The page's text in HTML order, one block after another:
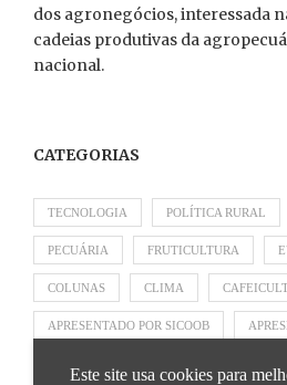
dos agronegócios, interessada
cadeias produtivas da
nacional.
CATEGORIAS
TECNOLOGIA POLÍTICA RURAL
PECUÁRIA FRUTICULTURA
COLUNAS CLIMA
APRESENTADO POR SICOOB
Este site usa cookies para